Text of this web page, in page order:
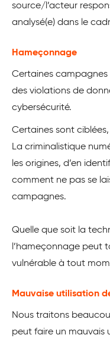
source/l’acteur
analysé(e) dans le
Hameçonnage
Certaines
des violations de
cybersécurité.
Certaines sont
La criminalistique
les origines, d’en
comment ne pas se
campagnes.
Quelle que soit la
l’hameçonnage peut
vulnérable à tout
Mauvaise utilisation
Nous traitons
peut faire un mauvais